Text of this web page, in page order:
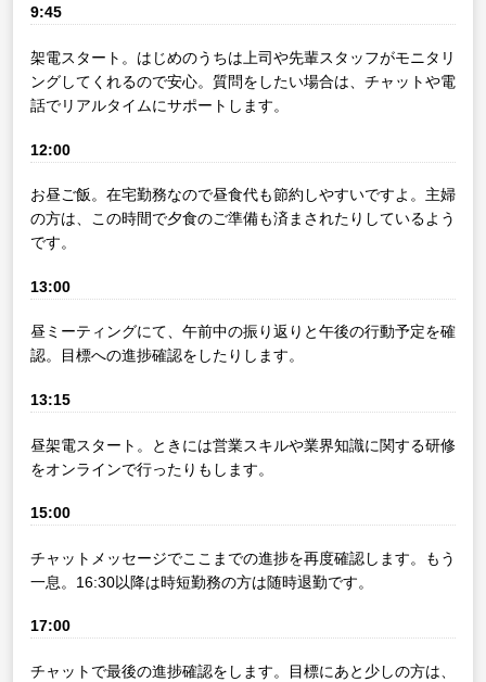
9:45
架電スタート。はじめのうちは上司や先輩スタッフがモニタリ
ングしてくれるので安心。質問をしたい場合は、チャットや電
話でリアルタイムにサポートします。
12:00
お昼ご飯。在宅勤務なので昼食代も節約しやすいですよ。主婦
の方は、この時間で夕食のご準備も済まされたりしているよう
です。
13:00
昼ミーティングにて、午前中の振り返りと午後の行動予定を確
認。目標への進捗確認をしたりします。
13:15
昼架電スタート。ときには営業スキルや業界知識に関する研修
をオンラインで行ったりもします。
15:00
チャットメッセージでここまでの進捗を再度確認します。もう
一息。16:30以降は時短勤務の方は随時退勤です。
17:00
チャットで最後の進捗確認をします。目標にあと少しの方は、